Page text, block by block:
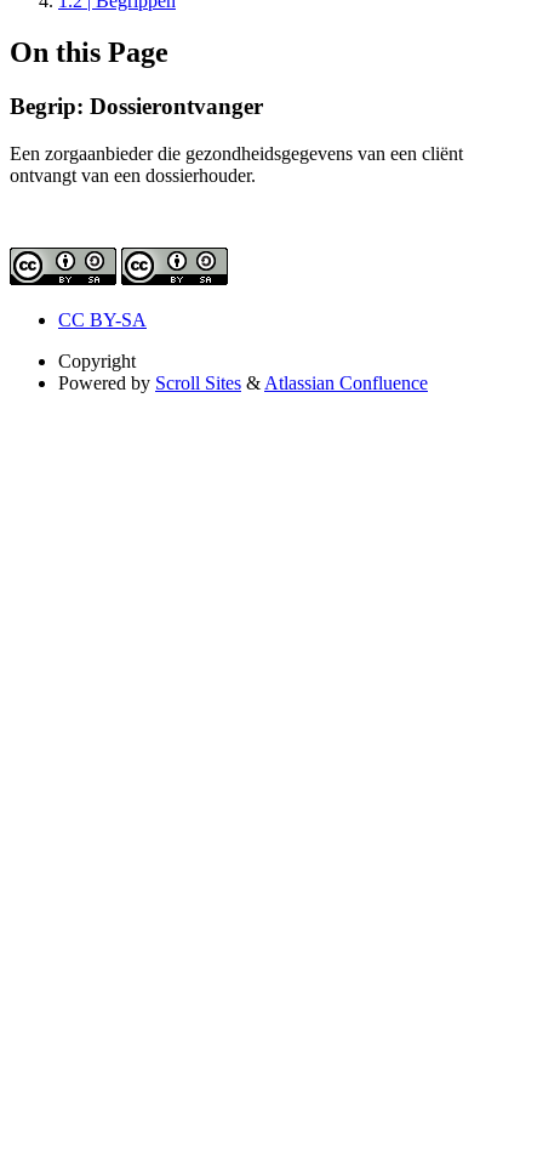
On this Page
Begrip: Dossierontvanger
Een zorgaanbieder die gezondheidsgegevens van een cliënt
ontvangt van een dossierhouder.
CC BY-SA
Copyright
Powered by Scroll Sites & Atlassian Confluence